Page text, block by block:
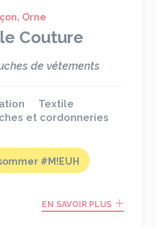
Orne
Couture
de vêtements
Textile
et cordonneries
#M!EUH
EN SAVOIR PLUS